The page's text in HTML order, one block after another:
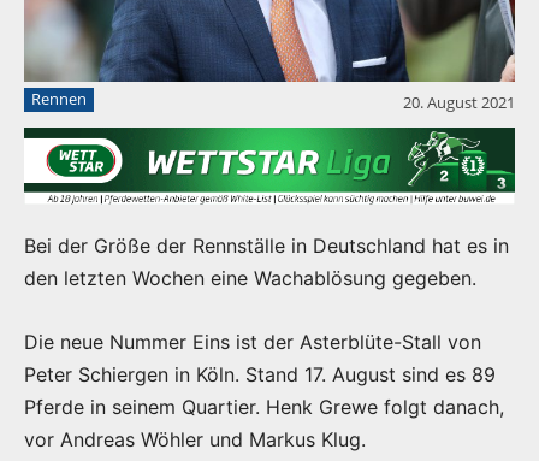
Rennen 20. August 2021
Bei der Größe der Rennställe in Deutschland hat es in
den letzten Wochen eine Wachablösung gegeben.
Die neue Nummer Eins ist der Asterblüte-Stall von
Peter Schiergen in Köln. Stand 17. August sind es 89
Pferde in seinem Quartier. Henk Grewe folgt danach,
vor Andreas Wöhler und Markus Klug.